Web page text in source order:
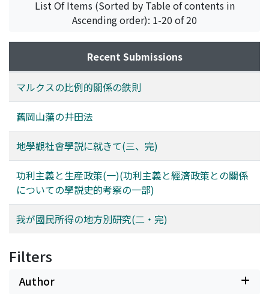
List Of Items (Sorted by Table of contents in
Ascending order): 1-20 of 20
Recent Submissions
マルクスの比例的關係の鉄則
舊岡山藩の井田法
地學觀社會學説に就きて(三、完)
功利主義と生産政策(一)(功利主義と經濟政策との關係
についての學説史的考察の一部)
我が國民所得の地方別研究(二・完)
Filters
Author